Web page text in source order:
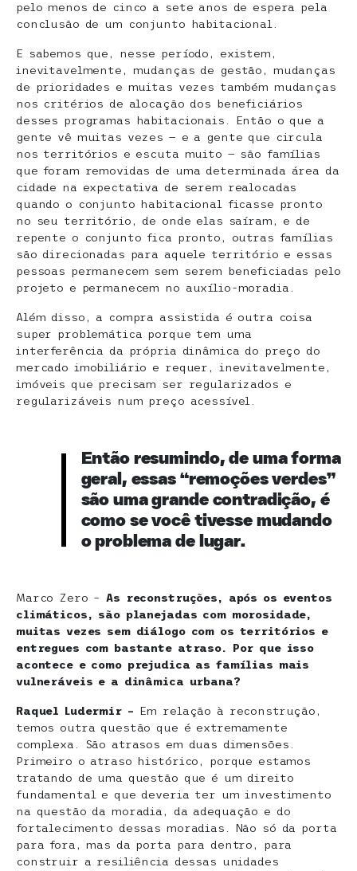
pelo menos de cinco a sete anos de espera pela
conclusão de um conjunto habitacional.
E sabemos que, nesse período, existem,
inevitavelmente, mudanças de gestão, mudanças
de prioridades e muitas vezes também mudanças
nos critérios de alocação dos beneficiários
desses programas habitacionais. Então o que a
gente vê muitas vezes — e a gente que circula
nos territórios e escuta muito — são famílias
que foram removidas de uma determinada área da
cidade na expectativa de serem realocadas
quando o conjunto habitacional ficasse pronto
no seu território, de onde elas saíram, e de
repente o conjunto fica pronto, outras famílias
são direcionadas para aquele território e essas
pessoas permanecem sem serem beneficiadas pelo
projeto e permanecem no auxílio-moradia.
Além disso, a compra assistida é outra coisa
super problemática porque tem uma
interferência da própria dinâmica do preço do
mercado imobiliário e requer, inevitavelmente,
imóveis que precisam ser regularizados e
regularizáveis num preço acessível.
Então resumindo, de uma forma
geral, essas “remoções verdes”
são uma grande contradição, é
como se você tivesse mudando
o problema de lugar.
Marco Zero –As reconstruções, após os eventos
climáticos, são planejadas com morosidade,
muitas vezes sem diálogo com os territórios e
entregues com bastante atraso. Por que isso
acontece e como prejudica as famílias mais
vulneráveis e a dinâmica urbana?
Raquel Ludermir – Em relação à reconstrução,
temos outra questão que é extremamente
complexa. São atrasos em duas dimensões.
Primeiro o atraso histórico, porque estamos
tratando de uma questão que é um direito
fundamental e que deveria ter um investimento
na questão da moradia, da adequação e do
fortalecimento dessas moradias. Não só da porta
para fora, mas da porta para dentro, para
construir a resiliência dessas unidades